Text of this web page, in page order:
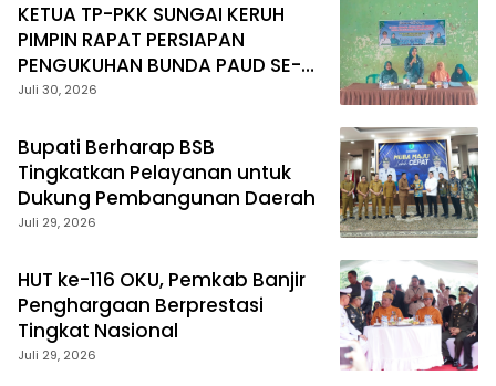
KETUA TP-PKK SUNGAI KERUH
PIMPIN RAPAT PERSIAPAN
PENGUKUHAN BUNDA PAUD SE-
KECAMATAN
Juli 30, 2026
Bupati Berharap BSB
Tingkatkan Pelayanan untuk
Dukung Pembangunan Daerah
Juli 29, 2026
HUT ke-116 OKU, Pemkab Banjir
Penghargaan Berprestasi
Tingkat Nasional
Juli 29, 2026